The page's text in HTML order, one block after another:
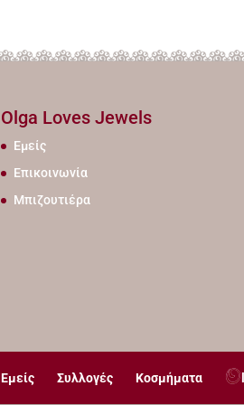
Olga Loves Jewels
Εμείς
Επικοινωνία
Μπιζουτιέρα
Εμείς Συλλογές Κοσμήματα